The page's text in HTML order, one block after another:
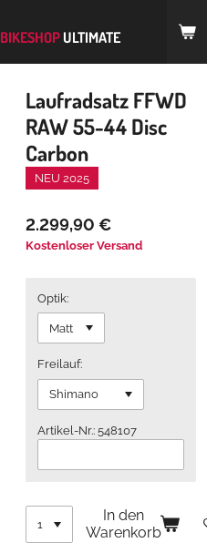
BIKESHOP ULTIMATE
Laufradsatz FFWD
RAW 55-44 Disc
Carbon
NEU 2025
2.299,90 €
Kostenloser Versand
Optik:
Freilauf:
Artikel-Nr.: 548107
In den
Warenkorb